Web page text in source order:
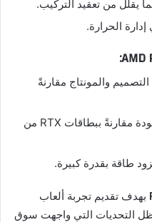
الحرارة.
والمونتاج مقارنةً
تقنية تتبع الأشعة لا تزال أقل جودة مقارنةً ببطاقات RTX من
طاقة بقدرة كبيرة.
بهدف تقديم تجربة ألعاب
التحديات التي واجهت سوق